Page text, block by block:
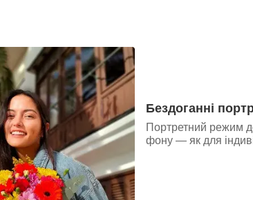
Бездоганні
Портретний режим
фону — як для